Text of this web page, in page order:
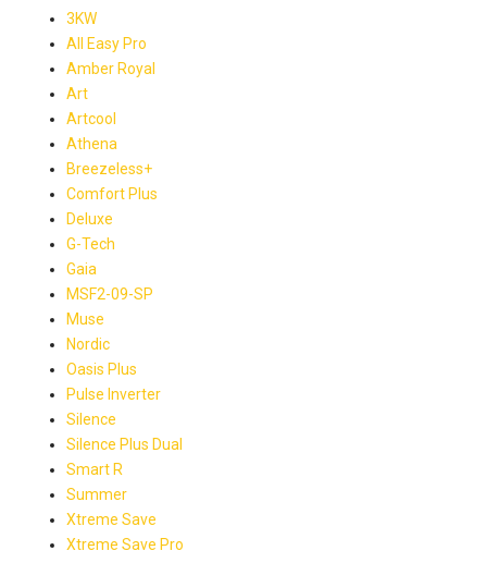
3KW
All Easy Pro
Amber Royal
Art
Artcool
Athena
Breezeless+
Comfort Plus
Deluxe
G-Tech
Gaia
MSF2-09-SP
Muse
Nordic
Oasis Plus
Pulse Inverter
Silence
Silence Plus Dual
Smart R
Summer
Xtreme Save
Xtreme Save Pro